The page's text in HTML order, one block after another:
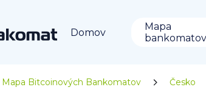
Domov
Mapa
bankomatov
Mapa Bitcoinových Bankomatov Česko